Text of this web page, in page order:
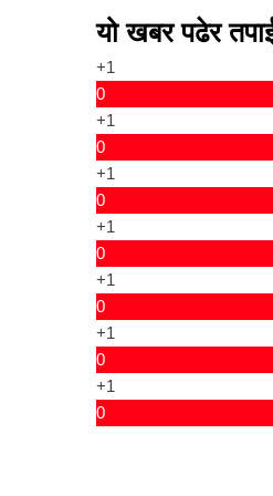
यो खबर पढेर
+1
0
+1
0
+1
0
+1
0
+1
0
+1
0
+1
0